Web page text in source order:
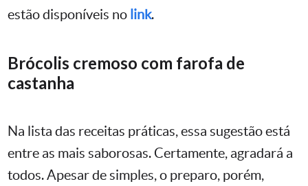
estão disponíveis no link.
Brócolis cremoso com farofa de
castanha
Na lista das receitas práticas, essa sugestão está
entre as mais saborosas. Certamente, agradará a
todos. Apesar de simples, o preparo, porém,